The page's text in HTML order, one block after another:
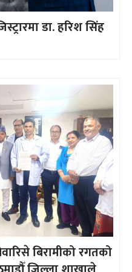
डा. हरिश सिंह
बिरामीको रगतको